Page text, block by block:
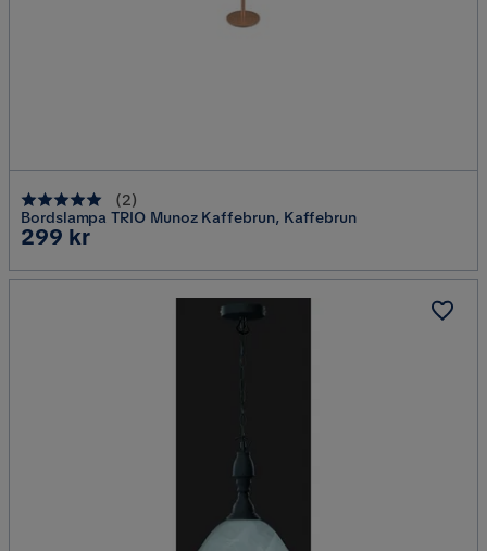
(2)
Bordslampa TRIO Munoz Kaffebrun, Kaffebrun
Pris
299 kr